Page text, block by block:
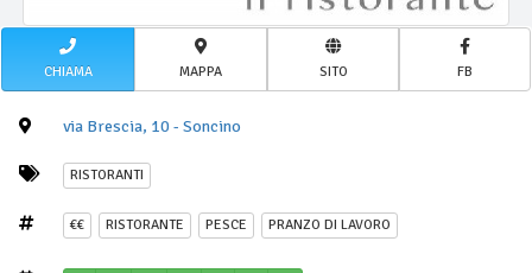
CHIAMA MAPPA SITO FB
via Brescia, 10 - Soncino
RISTORANTI
€€ RISTORANTE PESCE PRANZO DI LAVORO